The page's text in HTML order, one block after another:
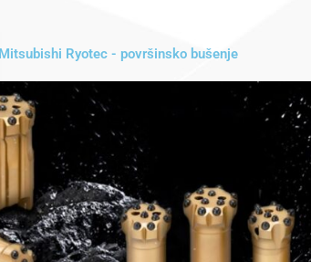
Mitsubishi Ryotec - površinsko bušenje